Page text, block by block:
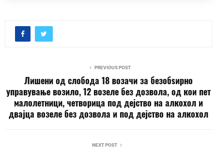
PREVIOUS POST
Лишени од слобода 18 возачи за безобѕирно
управување возило, 12 возеле без дозвола, од кои пет
малолетници, четворица под дејство на алкохол и
двајца возеле без дозвола и под дејство на алкохол
NEXT POST